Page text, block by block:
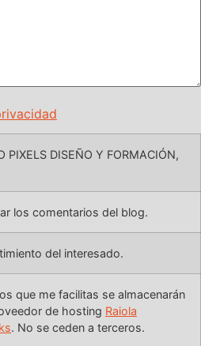
PIXELS DISEÑO Y FORMACIÓN,
los comentarios del blog.
del interesado.
que me facilitas se almacenarán
de hosting Raiola
. No se ceden a terceros.